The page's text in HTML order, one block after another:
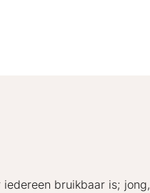
bruikbaar is; jong,